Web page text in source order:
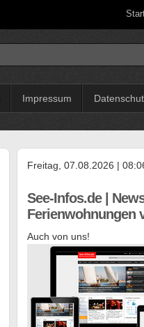
Impressum
Freitag, 07.08.2026 |
See-Infos.de |
Ferienwohnungen
Auch von uns!